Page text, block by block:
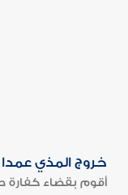
خروج المذي
أقوم بقضاء كفارة